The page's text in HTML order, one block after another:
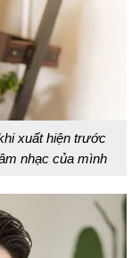
xuất hiện trước
nhạc của mình